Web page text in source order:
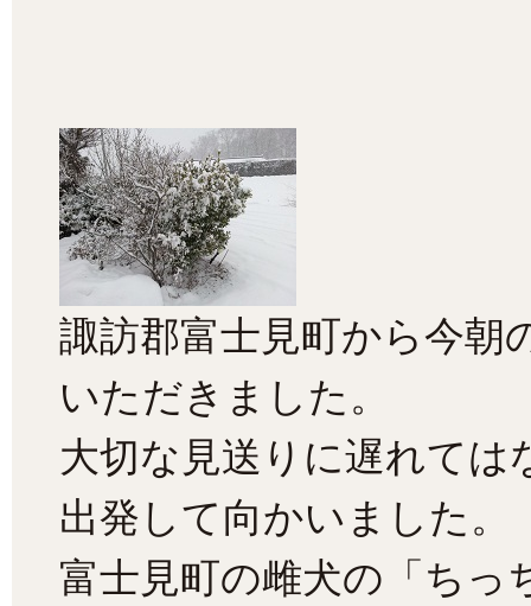
諏訪郡富士見町から今朝
いただきました。
大切な見送りに遅れては
出発して向かいました。
富士見町の雌犬の「ちっ